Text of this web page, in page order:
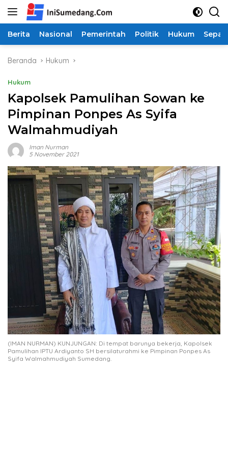
Langsung
Berita Nasional Pemerintah Politik Hukum
Beranda Hukum
Hukum
Kapolsek Pamulihan Sowan ke
Pimpinan Ponpes As Syifa
Walmahmudiyah
Iman Nurman
5 November 2021
(IMAN NURMAN) KUNJUNGAN: Di tempat barunya bekerja, Kapolsek
Pamulihan IPTU Ardiyanto SH bersilaturahmi ke Pimpinan Ponpes As
Syifa Walmahmudiyah Sumedang.